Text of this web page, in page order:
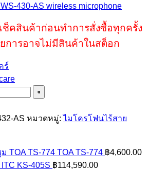
430-AS wireless microphone
ช็คสินค้าก่อนทำการสั่งซื้อทุกครั้ง
ยการอาจไม่มีสินค้าในสต็อก
AS หมวดหมู่:ไมโครโฟนไร้สาย
TOA TS-774 ฿4,600.00
ITC KS-405S ฿114,590.00